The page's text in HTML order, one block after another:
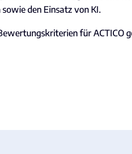
den Einsatz von KI.
für ACTICO